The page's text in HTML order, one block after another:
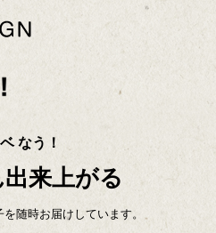
なう！
来上がる
随時お届けしています。